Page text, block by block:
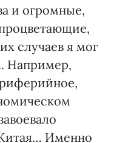
и огромные,
случаев я мог
Например,
Именно